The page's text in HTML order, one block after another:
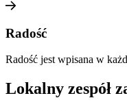
Radość
Radość jest wpisana w
Lokalny zespół